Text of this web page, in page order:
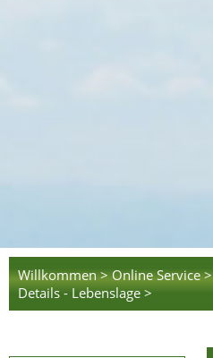
Willkommen > Online Service >
Details - Lebenslage >